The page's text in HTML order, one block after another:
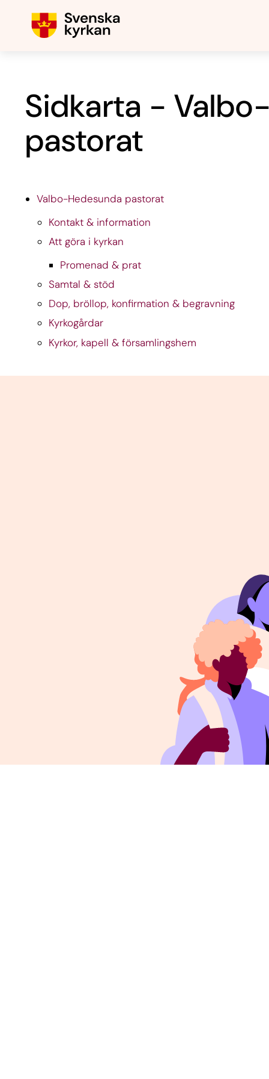
Sidkarta -
pastorat
Valbo-Hedesunda pastorat
Kontakt & information
Att göra i kyrkan
Promenad & prat
Samtal & stöd
Dop, bröllop, konfirmation & begravning
Kyrkogårdar
Kyrkor, kapell & församlingshem